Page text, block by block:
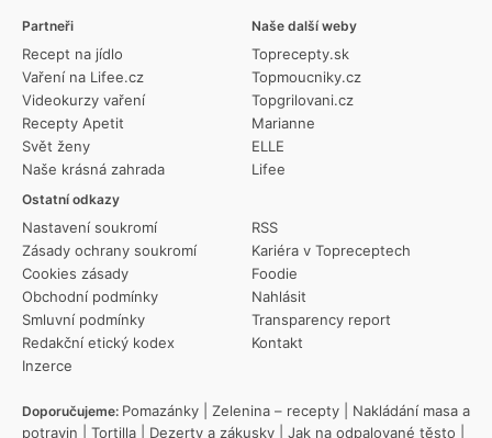
Partneři
Recept na jídlo
Vaření na Lifee.cz
Videokurzy vaření
Recepty Apetit
Svět ženy
Naše krásná zahrada
Ostatní odkazy
Nastavení soukromí
Zásady ochrany soukromí
Cookies zásady
Obchodní podmínky
Smluvní podmínky
Redakční etický kodex
Inzerce
RSS
Kariéra v Topreceptech
Foodie
Nahlásit
Transparency report
Kontakt
Naše další weby
Toprecepty.sk
Topmoucniky.cz
Topgrilovani.cz
Marianne
ELLE
Lifee
Doporučujeme: Pomazánky Zelenina – recepty
Nakládání masa a
potravin
Tortilla Dezerty a zákusky Jak na odpalované těsto